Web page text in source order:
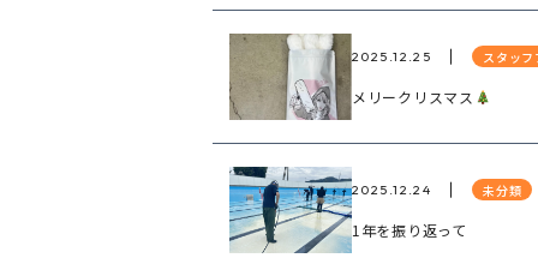
2025.12.25 スタッフ
メリークリスマス
2025.12.24 未分類
1年を振り返って